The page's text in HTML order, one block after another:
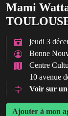
Mami
jeudi 3
Bonne
Centre
10 avenue
Voir sur
Ajouter à mon